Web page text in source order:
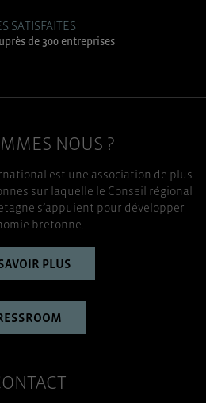
SATISFAITES
de 300 entreprises
NOUS ?
est une association de plus
sur laquelle le Conseil régional
s’appuient pour développer
bretonne.
PLUS